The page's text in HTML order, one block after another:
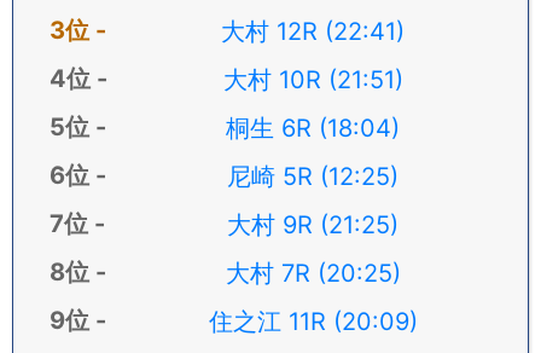
大村 12R (22:41)
大村 10R (21:51)
桐生 6R (18:04)
尼崎 5R (12:25)
大村 9R (21:25)
大村 7R (20:25)
住之江 11R (20:09)